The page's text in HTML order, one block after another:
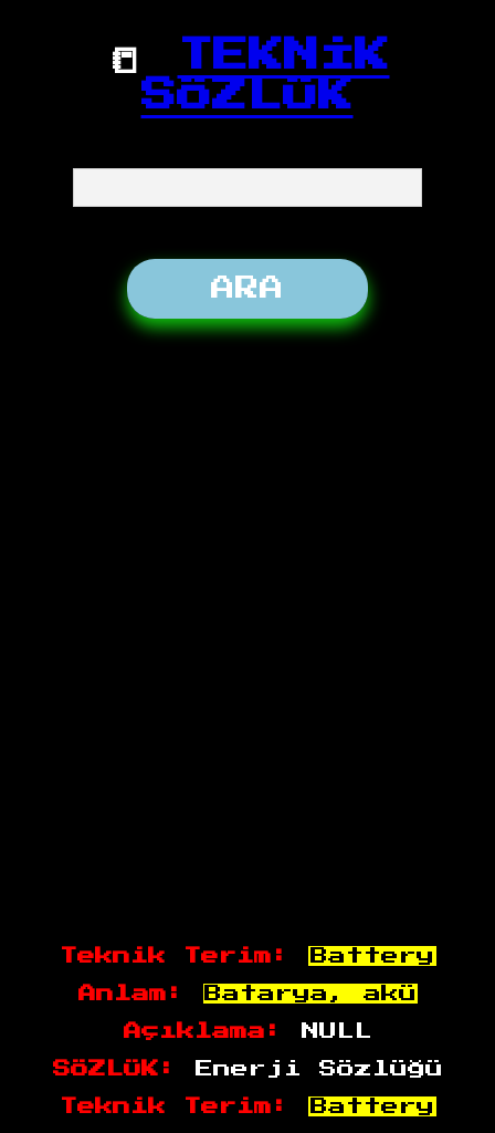
📒
TEKNİK
SÖZLÜK
Teknik Terim: Battery
Anlam: Batarya, akü
Açıklama: NULL
SÖZLÜK: Enerji Sözlüğü
Teknik Terim: Battery